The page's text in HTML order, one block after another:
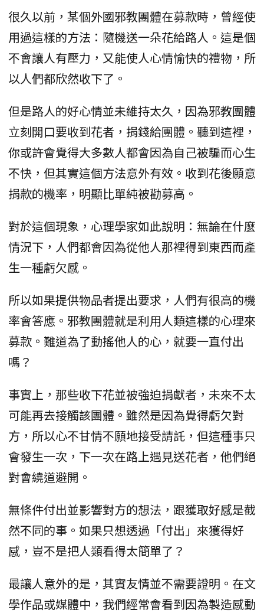
很久以前，某個外國邪教團體在募款時，曾經使
用過這樣的方法：隨機送一朵花給路人。這是個
不會讓人有壓力，又能使人心情愉快的禮物，所
以人們都欣然收下了。
但是路人的好心情並未維持太久，因為邪教團體
立刻開口要收到花者，捐錢給團體。聽到這裡，
你或許會覺得大多數人都會因為自己被騙而心生
不快，但其實這個方法意外有效。收到花後願意
捐款的機率，明顯比單純被勸募高。
對於這個現象，心理學家如此說明：無論在什麼
情況下，人們都會因為從他人那裡得到東西而產
生一種虧欠感。
所以如果提供物品者提出要求，人們有很高的機
率會答應。邪教團體就是利用人類這樣的心理來
募款。難道為了動搖他人的心，就要一直付出
嗎？
事實上，那些收下花並被強迫捐獻者，未來不太
可能再去接觸該團體。雖然是因為覺得虧欠對
方，所以心不甘情不願地接受請託，但這種事只
會發生一次，下一次在路上遇見送花者，他們絕
對會繞道避開。
無條件付出並影響對方的想法，跟獲取好感是截
然不同的事。如果只想透過「付出」來獲得好
感，豈不是把人類看得太簡單了？
最讓人意外的是，其實友情並不需要證明。在文
學作品或媒體中，我們經常會看到因為製造感動